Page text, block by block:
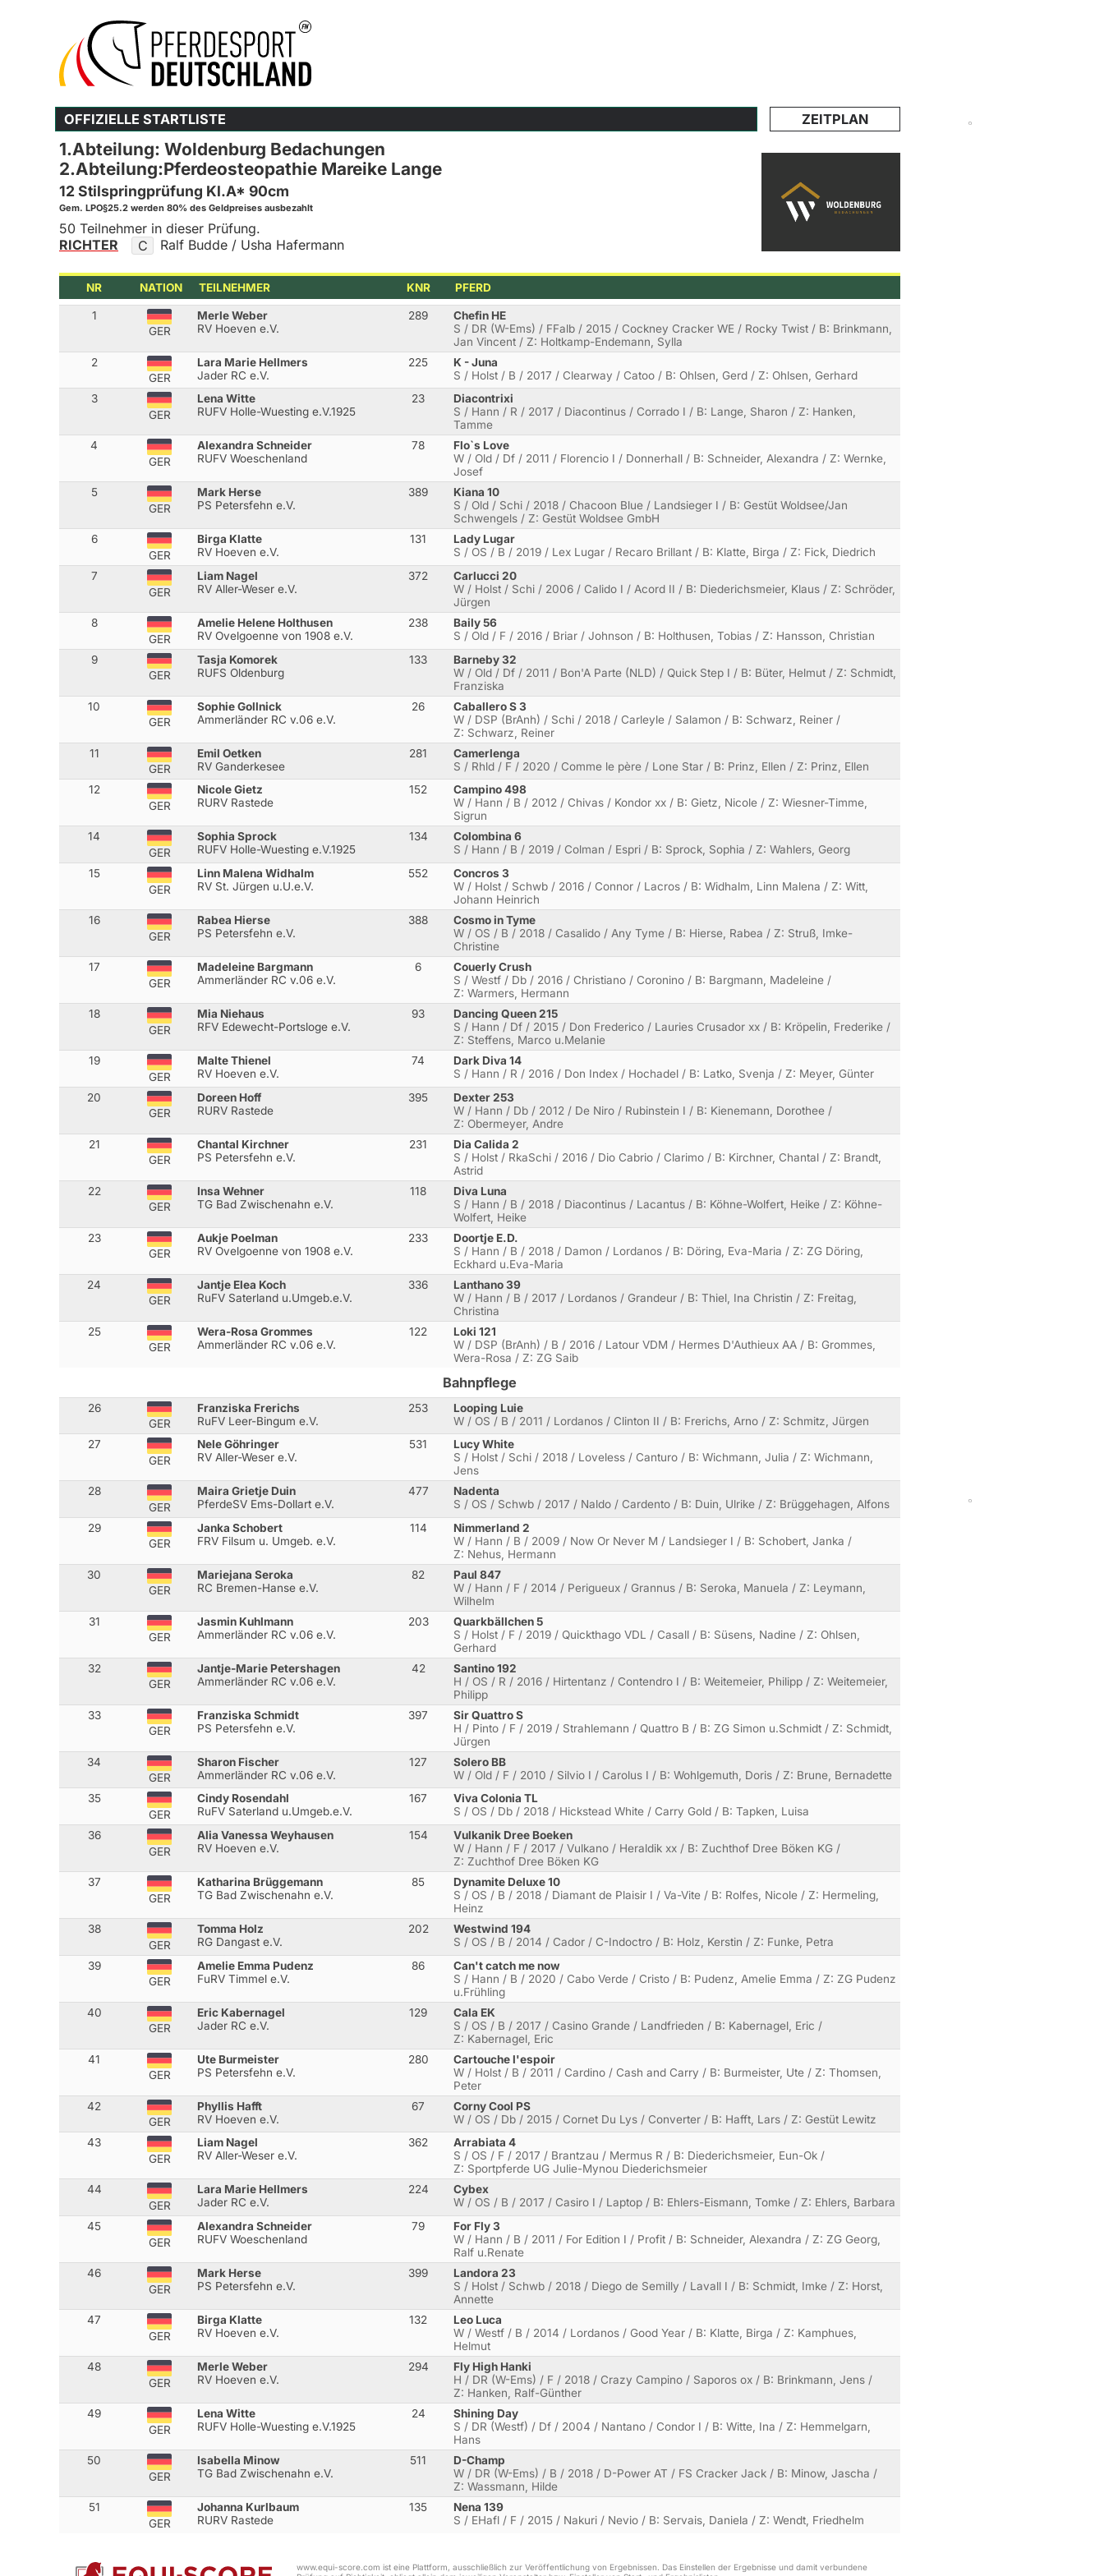
OFFIZIELLE STARTLISTE ZEITPLAN
1.Abteilung: Woldenburg Bedachungen
2.Abteilung:Pferdeosteopathie Mareike Lange
12 Stilspringprüfung Kl.A* 90cm
Gem. LPO§25.2 werden 80% des Geldpreises ausbezahlt
50 Teilnehmer in dieser Prüfung.
RICHTER
C Ralf Budde / Usha Hafermann
NR NATION TEILNEHMER KNR PFERD
1
GER
Merle Weber
RV Hoeven e.V.
289
Chefin HE
S / DR (W-Ems) / FFalb / 2015 / Cockney Cracker WE / Rocky Twist / B: Brinkmann,
Jan Vincent / Z: Holtkamp-Endemann, Sylla
2
GER
Lara Marie Hellmers
Jader RC e.V.
225
K - Juna
S / Holst / B / 2017 / Clearway / Catoo / B: Ohlsen, Gerd / Z: Ohlsen, Gerhard
3
GER
Lena Witte
RUFV Holle-Wuesting e.V.1925
23
Diacontrixi
S / Hann / R / 2017 / Diacontinus / Corrado I / B: Lange, Sharon / Z: Hanken,
Tamme
4
GER
Alexandra Schneider
RUFV Woeschenland
78
Flo`s Love
W / Old / Df / 2011 / Florencio I / Donnerhall / B: Schneider, Alexandra / Z: Wernke,
Josef
5
GER
Mark Herse
PS Petersfehn e.V.
389
Kiana 10
S / Old / Schi / 2018 / Chacoon Blue / Landsieger I / B: Gestüt Woldsee/Jan
Schwengels / Z: Gestüt Woldsee GmbH
6
GER
Birga Klatte
RV Hoeven e.V.
131
Lady Lugar
S / OS / B / 2019 / Lex Lugar / Recaro Brillant / B: Klatte, Birga / Z: Fick, Diedrich
7
GER
Liam Nagel
RV Aller-Weser e.V.
372
Carlucci 20
W / Holst / Schi / 2006 / Calido I / Acord II / B: Diederichsmeier, Klaus / Z: Schröder,
Jürgen
8
GER
Amelie Helene Holthusen
RV Ovelgoenne von 1908 e.V.
238
Baily 56
S / Old / F / 2016 / Briar / Johnson / B: Holthusen, Tobias / Z: Hansson, Christian
9
GER
Tasja Komorek
RUFS Oldenburg
133
Barneby 32
W / Old / Df / 2011 / Bon'A Parte (NLD) / Quick Step I / B: Büter, Helmut / Z: Schmidt,
Franziska
10
GER
Sophie Gollnick
Ammerländer RC v.06 e.V.
26
Caballero S 3
W / DSP (BrAnh) / Schi / 2018 / Carleyle / Salamon / B: Schwarz, Reiner /
Z: Schwarz, Reiner
11
GER
Emil Oetken
RV Ganderkesee
281
Camerlenga
S / Rhld / F / 2020 / Comme le père / Lone Star / B: Prinz, Ellen / Z: Prinz, Ellen
12
GER
Nicole Gietz
RURV Rastede
152
Campino 498
W / Hann / B / 2012 / Chivas / Kondor xx / B: Gietz, Nicole / Z: Wiesner-Timme,
Sigrun
14
GER
Sophia Sprock
RUFV Holle-Wuesting e.V.1925
134
Colombina 6
S / Hann / B / 2019 / Colman / Espri / B: Sprock, Sophia / Z: Wahlers, Georg
15
GER
Linn Malena Widhalm
RV St. Jürgen u.U.e.V.
552
Concros 3
W / Holst / Schwb / 2016 / Connor / Lacros / B: Widhalm, Linn Malena / Z: Witt,
Johann Heinrich
16
GER
Rabea Hierse
PS Petersfehn e.V.
388
Cosmo in Tyme
W / OS / B / 2018 / Casalido / Any Tyme / B: Hierse, Rabea / Z: Struß, Imke-
Christine
17
GER
Madeleine Bargmann
Ammerländer RC v.06 e.V.
6
Couerly Crush
S / Westf / Db / 2016 / Christiano / Coronino / B: Bargmann, Madeleine /
Z: Warmers, Hermann
18
GER
Mia Niehaus
RFV Edewecht-Portsloge e.V.
93
Dancing Queen 215
S / Hann / Df / 2015 / Don Frederico / Lauries Crusador xx / B: Kröpelin, Frederike /
Z: Steffens, Marco u.Melanie
19
GER
Malte Thienel
RV Hoeven e.V.
74
Dark Diva 14
S / Hann / R / 2016 / Don Index / Hochadel / B: Latko, Svenja / Z: Meyer, Günter
20
GER
Doreen Hoff
RURV Rastede
395
Dexter 253
W / Hann / Db / 2012 / De Niro / Rubinstein I / B: Kienemann, Dorothee /
Z: Obermeyer, Andre
21
GER
Chantal Kirchner
PS Petersfehn e.V.
231
Dia Calida 2
S / Holst / RkaSchi / 2016 / Dio Cabrio / Clarimo / B: Kirchner, Chantal / Z: Brandt,
Astrid
22
GER
Insa Wehner
TG Bad Zwischenahn e.V.
118
Diva Luna
S / Hann / B / 2018 / Diacontinus / Lacantus / B: Köhne-Wolfert, Heike / Z: Köhne-
Wolfert, Heike
23
GER
Aukje Poelman
RV Ovelgoenne von 1908 e.V.
233
Doortje E.D.
S / Hann / B / 2018 / Damon / Lordanos / B: Döring, Eva-Maria / Z: ZG Döring,
Eckhard u.Eva-Maria
24
GER
Jantje Elea Koch
RuFV Saterland u.Umgeb.e.V.
336
Lanthano 39
W / Hann / B / 2017 / Lordanos / Grandeur / B: Thiel, Ina Christin / Z: Freitag,
Christina
25
GER
Wera-Rosa Grommes
Ammerländer RC v.06 e.V.
122
Loki 121
W / DSP (BrAnh) / B / 2016 / Latour VDM / Hermes D'Authieux AA / B: Grommes,
Wera-Rosa / Z: ZG Saib
Bahnpflege
26
GER
Franziska Frerichs
RuFV Leer-Bingum e.V.
253
Looping Luie
W / OS / B / 2011 / Lordanos / Clinton II / B: Frerichs, Arno / Z: Schmitz, Jürgen
27
GER
Nele Göhringer
RV Aller-Weser e.V.
531
Lucy White
S / Holst / Schi / 2018 / Loveless / Canturo / B: Wichmann, Julia / Z: Wichmann,
Jens
28
GER
Maira Grietje Duin
PferdeSV Ems-Dollart e.V.
477
Nadenta
S / OS / Schwb / 2017 / Naldo / Cardento / B: Duin, Ulrike / Z: Brüggehagen, Alfons
29
GER
Janka Schobert
FRV Filsum u. Umgeb. e.V.
114
Nimmerland 2
W / Hann / B / 2009 / Now Or Never M / Landsieger I / B: Schobert, Janka /
Z: Nehus, Hermann
30
GER
Mariejana Seroka
RC Bremen-Hanse e.V.
82
Paul 847
W / Hann / F / 2014 / Perigueux / Grannus / B: Seroka, Manuela / Z: Leymann,
Wilhelm
31
GER
Jasmin Kuhlmann
Ammerländer RC v.06 e.V.
203
Quarkbällchen 5
S / Holst / F / 2019 / Quickthago VDL / Casall / B: Süsens, Nadine / Z: Ohlsen,
Gerhard
32
GER
Jantje-Marie Petershagen
Ammerländer RC v.06 e.V.
42
Santino 192
H / OS / R / 2016 / Hirtentanz / Contendro I / B: Weitemeier, Philipp / Z: Weitemeier,
Philipp
33
GER
Franziska Schmidt
PS Petersfehn e.V.
397
Sir Quattro S
H / Pinto / F / 2019 / Strahlemann / Quattro B / B: ZG Simon u.Schmidt / Z: Schmidt,
Jürgen
34
GER
Sharon Fischer
Ammerländer RC v.06 e.V.
127
Solero BB
W / Old / F / 2010 / Silvio I / Carolus I / B: Wohlgemuth, Doris / Z: Brune, Bernadette
35
GER
Cindy Rosendahl
RuFV Saterland u.Umgeb.e.V.
167
Viva Colonia TL
S / OS / Db / 2018 / Hickstead White / Carry Gold / B: Tapken, Luisa
36
GER
Alia Vanessa Weyhausen
RV Hoeven e.V.
154
Vulkanik Dree Boeken
W / Hann / F / 2017 / Vulkano / Heraldik xx / B: Zuchthof Dree Böken KG /
Z: Zuchthof Dree Böken KG
37
GER
Katharina Brüggemann
TG Bad Zwischenahn e.V.
85
Dynamite Deluxe 10
S / OS / B / 2018 / Diamant de Plaisir I / Va-Vite / B: Rolfes, Nicole / Z: Hermeling,
Heinz
38
GER
Tomma Holz
RG Dangast e.V.
202
Westwind 194
S / OS / B / 2014 / Cador / C-Indoctro / B: Holz, Kerstin / Z: Funke, Petra
39
GER
Amelie Emma Pudenz
FuRV Timmel e.V.
86
Can't catch me now
S / Hann / B / 2020 / Cabo Verde / Cristo / B: Pudenz, Amelie Emma / Z: ZG Pudenz
u.Frühling
40
GER
Eric Kabernagel
Jader RC e.V.
129
Cala EK
S / OS / B / 2017 / Casino Grande / Landfrieden / B: Kabernagel, Eric /
Z: Kabernagel, Eric
41
GER
Ute Burmeister
PS Petersfehn e.V.
280
Cartouche l'espoir
W / Holst / B / 2011 / Cardino / Cash and Carry / B: Burmeister, Ute / Z: Thomsen,
Peter
42
GER
Phyllis Hafft
RV Hoeven e.V.
67
Corny Cool PS
W / OS / Db / 2015 / Cornet Du Lys / Converter / B: Hafft, Lars / Z: Gestüt Lewitz
43
GER
Liam Nagel
RV Aller-Weser e.V.
362
Arrabiata 4
S / OS / F / 2017 / Brantzau / Mermus R / B: Diederichsmeier, Eun-Ok /
Z: Sportpferde UG Julie-Mynou Diederichsmeier
44
GER
Lara Marie Hellmers
Jader RC e.V.
224
Cybex
W / OS / B / 2017 / Casiro I / Laptop / B: Ehlers-Eismann, Tomke / Z: Ehlers, Barbara
45
GER
Alexandra Schneider
RUFV Woeschenland
79
For Fly 3
W / Hann / B / 2011 / For Edition I / Profit / B: Schneider, Alexandra / Z: ZG Georg,
Ralf u.Renate
46
GER
Mark Herse
PS Petersfehn e.V.
399
Landora 23
S / Holst / Schwb / 2018 / Diego de Semilly / Lavall I / B: Schmidt, Imke / Z: Horst,
Annette
47
GER
Birga Klatte
RV Hoeven e.V.
132
Leo Luca
W / Westf / B / 2014 / Lordanos / Good Year / B: Klatte, Birga / Z: Kamphues,
Helmut
48
GER
Merle Weber
RV Hoeven e.V.
294
Fly High Hanki
H / DR (W-Ems) / F / 2018 / Crazy Campino / Saporos ox / B: Brinkmann, Jens /
Z: Hanken, Ralf-Günther
49
GER
Lena Witte
RUFV Holle-Wuesting e.V.1925
24
Shining Day
S / DR (Westf) / Df / 2004 / Nantano / Condor I / B: Witte, Ina / Z: Hemmelgarn,
Hans
50
GER
Isabella Minow
TG Bad Zwischenahn e.V.
511
D-Champ
W / DR (W-Ems) / B / 2018 / D-Power AT / FS Cracker Jack / B: Minow, Jascha /
Z: Wassmann, Hilde
51
GER
Johanna Kurlbaum
RURV Rastede
135
Nena 139
S / EHafl / F / 2015 / Nakuri / Nevio / B: Servais, Daniela / Z: Wendt, Friedhelm
www.equi-score.com ist eine Plattform, ausschließlich zur Veröffentlichung von Ergebnissen. Das Einstellen der Ergebnisse und damit verbundene